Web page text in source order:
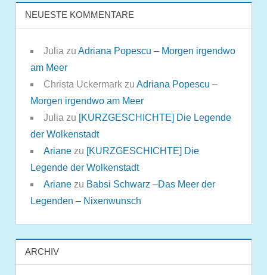
NEUESTE KOMMENTARE
Julia zu Adriana Popescu – Morgen irgendwo
am Meer
Christa Uckermarkzu Adriana Popescu –
Morgen irgendwo am Meer
Julia zu [KURZGESCHICHTE] Die Legende
der Wolkenstadt
Arianezu [KURZGESCHICHTE] Die
Legende der Wolkenstadt
Arianezu Babsi Schwarz –Das Meer der
Legenden – Nixenwunsch
ARCHIV